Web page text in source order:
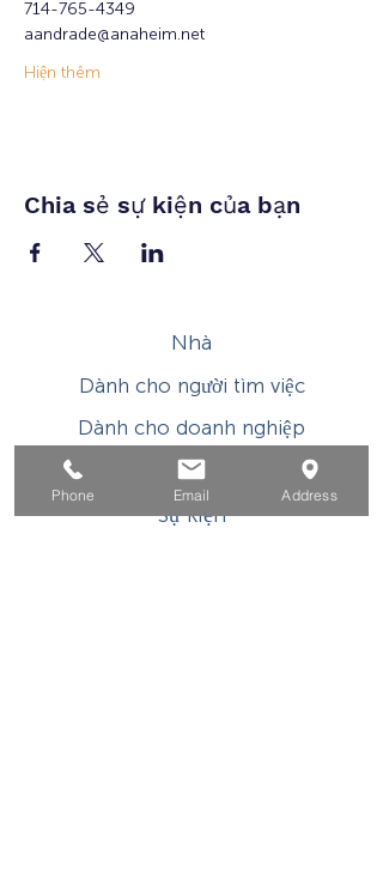
714-765-4349
aandrade@anaheim.net
Hiện thêm
Chia sẻ sự kiện của bạn
Nhà
Dành cho người tìm việc
Dành cho doanh nghiệp
Cho tuổi trẻ
Sự kiện
Phone Email Address